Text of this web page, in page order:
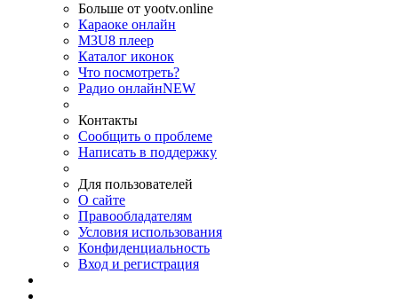
Больше от yootv.online
Караоке онлайн
M3U8 плеер
Каталог иконок
Что посмотреть?
Радио онлайнNEW
Контакты
Сообщить о проблеме
Написать в поддержку
Для пользователей
О сайте
Правообладателям
Условия использования
Конфиденциальность
Вход и регистрация